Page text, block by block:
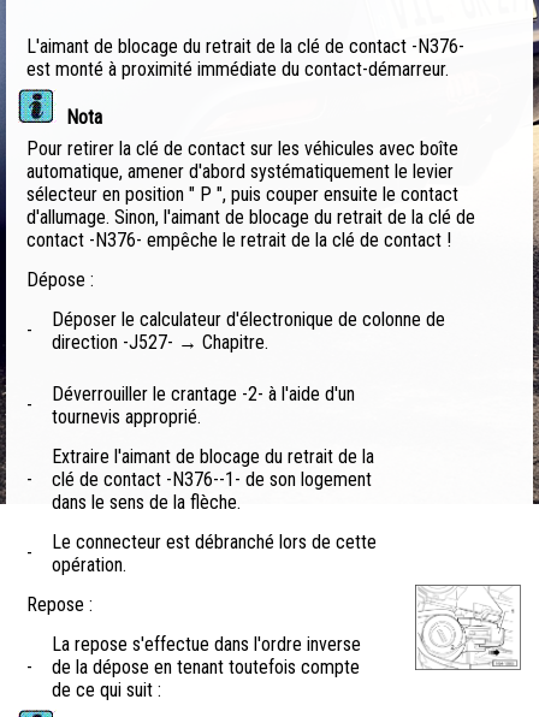
L'aimant de blocage du retrait de la clé de contact -N376-
est monté à proximité immédiate du contact-démarreur.
Nota
Pour retirer la clé de contact sur les véhicules avec boîte
automatique, amener d'abord systématiquement le levier
sélecteur en position " P ", puis couper ensuite le contact
d'allumage. Sinon, l'aimant de blocage du retrait de la clé de
contact -N376- empêche le retrait de la clé de contact !
Dépose :
-
Déposer le calculateur d'électronique de colonne de
direction -J527- → Chapitre.
-
Déverrouiller le crantage -2- à l'aide d'un
tournevis approprié.
-
Extraire l'aimant de blocage du retrait de la
clé de contact -N376--1- de son logement
dans le sens de la flèche.
-
Le connecteur est débranché lors de cette
opération.
Repose :
-
La repose s'effectue dans l'ordre inverse
de la dépose en tenant toutefois compte
de ce qui suit :